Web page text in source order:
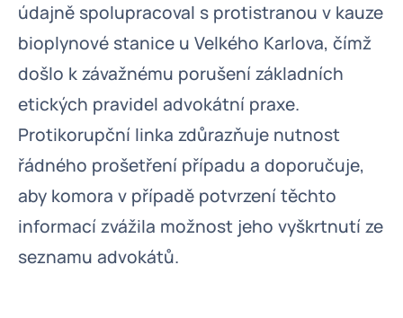
údajně spolupracoval s protistranou v kauze
bioplynové stanice u Velkého Karlova, čímž
došlo k závažnému porušení základních
etických pravidel advokátní praxe.
Protikorupční linka zdůrazňuje nutnost
řádného prošetření případu a doporučuje,
aby komora v případě potvrzení těchto
informací zvážila možnost jeho vyškrtnutí ze
seznamu advokátů.